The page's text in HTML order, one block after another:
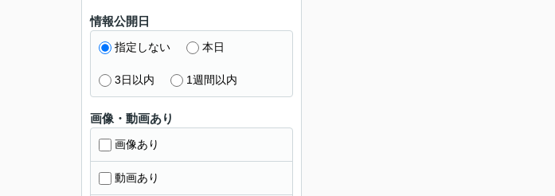
情報公開日
指定しない 本日
3日以内 1週間以内
画像・動画あり
画像あり
動画あり